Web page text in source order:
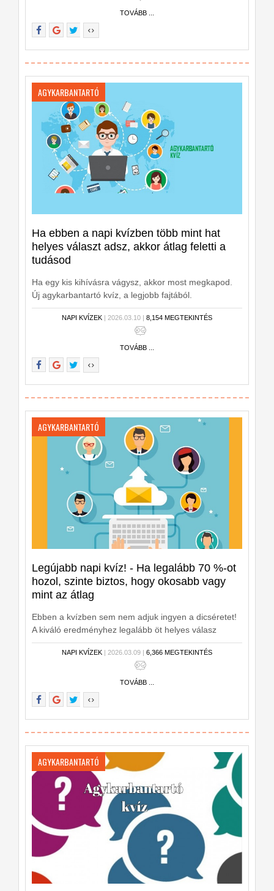
TOVÁBB ...
AGYKARBANTARTÓ
Ha ebben a napi kvízben több mint hat
helyes választ adsz, akkor átlag feletti a
tudásod
Ha egy kis kihívásra vágysz, akkor most megkapod.
Új agykarbantartó kvíz, a legjobb fajtából.
NAPI KVÍZEK | 2026.03.10 | 8,154 MEGTEKINTÉS
TOVÁBB ...
AGYKARBANTARTÓ
Legújabb napi kvíz! - Ha legalább 70 %-ot
hozol, szinte biztos, hogy okosabb vagy
mint az átlag
Ebben a kvízben sem nem adjuk ingyen a dicséretet!
A kiváló eredményhez legalább öt helyes válasz
szükséges. Mutasd meg, hogy minden területen
megállod a helyed! Kezdődjön a kvíz!
NAPI KVÍZEK | 2026.03.09 | 6,366 MEGTEKINTÉS
TOVÁBB ...
AGYKARBANTARTÓ